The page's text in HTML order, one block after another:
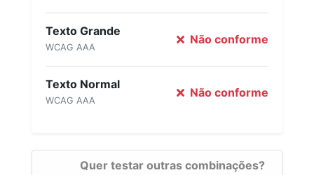
Texto Grande
WCAG AAA
Não conforme
Texto Normal
WCAG AAA
Não conforme
Quer testar outras combinações?